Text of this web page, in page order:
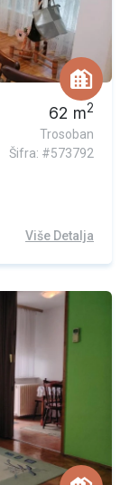
62 m2
Trosoban
Šifra: #573792
Više Detalja